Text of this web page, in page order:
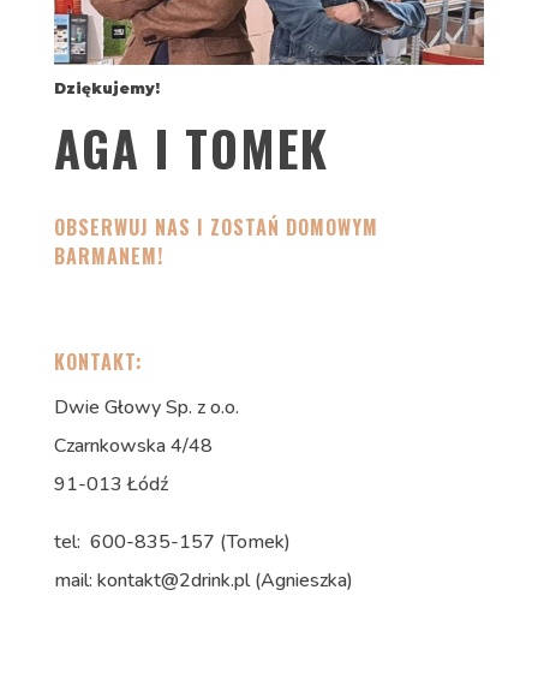
Dziękujemy!
AGA I TOMEK
OBSERWUJ NAS I ZOSTAŃ DOMOWYM
BARMANEM!
KONTAKT:
Dwie Głowy Sp. z o.o.
Czarnkowska 4/48
91-013 Łódź
tel: 600-835-157 (Tomek)
mail: kontakt@2drink.pl (Agnieszka)